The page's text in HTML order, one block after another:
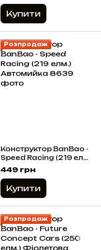
Купити
Розпродаж
Конструктор BanBao -
Speed Racing (219 елм.)
Автомийка
449 грн
Купити
Розпродаж